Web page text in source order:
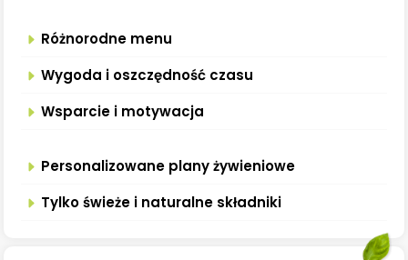
Różnorodne menu
Wygoda i oszczędność czasu
Wsparcie i motywacja
Personalizowane plany żywieniowe
Tylko świeże i naturalne składniki